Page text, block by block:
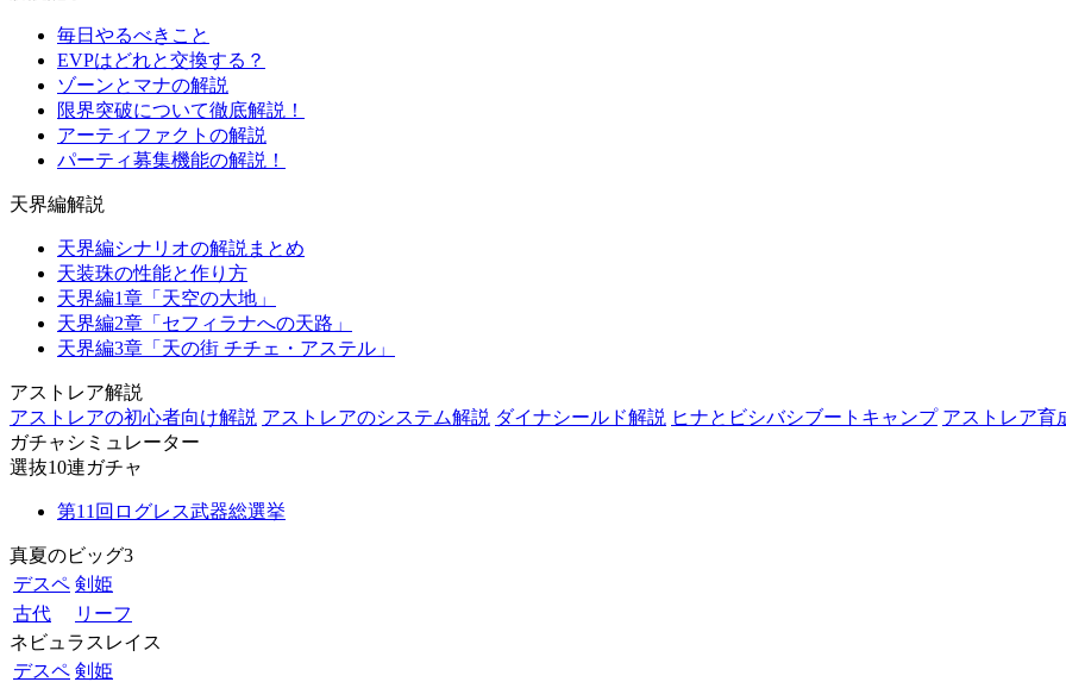
毎日やるべきこと
EVPはどれと交換する？
ゾーンとマナの解説
限界突破について徹底解説！
アーティファクトの解説
パーティ募集機能の解説！
天界編解説
天界編シナリオの解説まとめ
天装珠の性能と作り方
天界編1章「天空の大地」
天界編2章「セフィラナへの天路」
天界編3章「天の街 チチェ・アステル」
アストレア解説
アストレアの初心者向け解説 アストレアのシステム解説 ダイナシールド解説 ヒナとビシバシブートキャンプ アストレア育
ガチャシミュレーター
選抜10連ガチャ
第11回ログレス武器総選挙
真夏のビッグ3
デスペ 剣姫
古代
リーフ
ネビュラスレイス
デスペ 剣姫